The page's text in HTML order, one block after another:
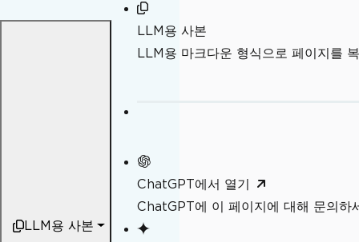
LLM용 사본
LLM용 사본
LLM용 마크다운 형식으로 페이지를
ChatGPT에서 열기
ChatGPT에 이 페이지에 대해 문의하